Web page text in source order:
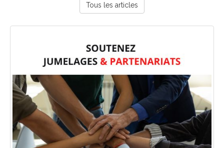
Tous les articles